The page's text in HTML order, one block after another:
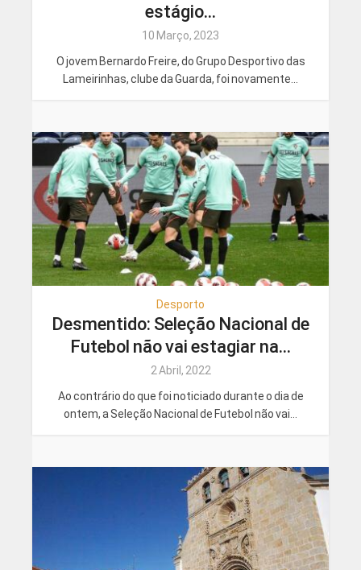
estágio...
10 Março, 2023
O jovem Bernardo Freire, do Grupo Desportivo das
Lameirinhas, clube da Guarda, foi novamente...
Desporto
Desmentido: Seleção Nacional de
Futebol não vai estagiar na...
2 Abril, 2022
Ao contrário do que foi noticiado durante o dia de
ontem, a Seleção Nacional de Futebol não vai...